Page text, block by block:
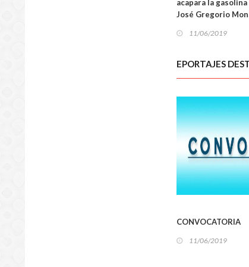
acapara la
José Gregorio
11/06/2019
EPORTAJES
CONVOCATORIA
11/06/2019